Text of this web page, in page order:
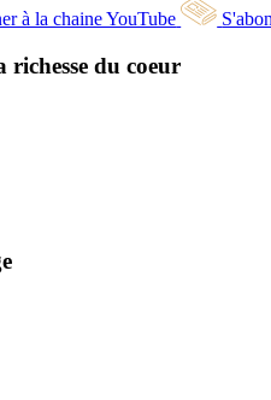
à la chaine YouTube
du coeur